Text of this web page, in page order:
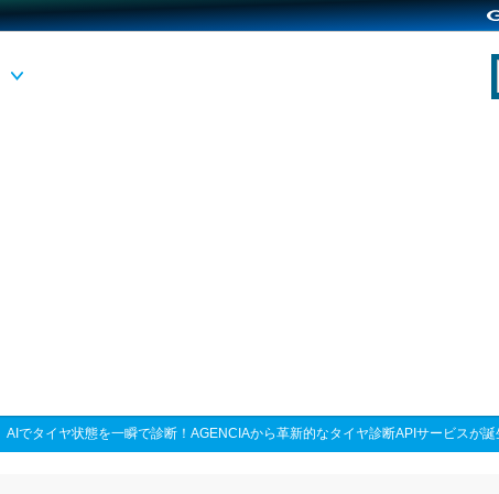
AIでタイヤ状態を一瞬で診断！AGENCIAから革新的なタイヤ診断APIサービスが誕